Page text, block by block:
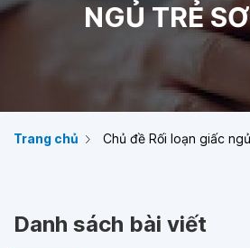
NGỦ TRẺ
Trang chủ Chủ đề Rối loạn giấc
Danh sách bài viết